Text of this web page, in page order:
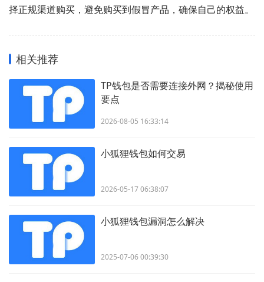
择正规渠道购买，避免购买到假冒产品，确保自己的权益。
相关推荐
TP钱包是否需要连接外网？揭秘使用
要点
2026-08-05 16:33:14
小狐狸钱包如何交易
2026-05-17 06:38:07
小狐狸钱包漏洞怎么解决
2025-07-06 00:39:30